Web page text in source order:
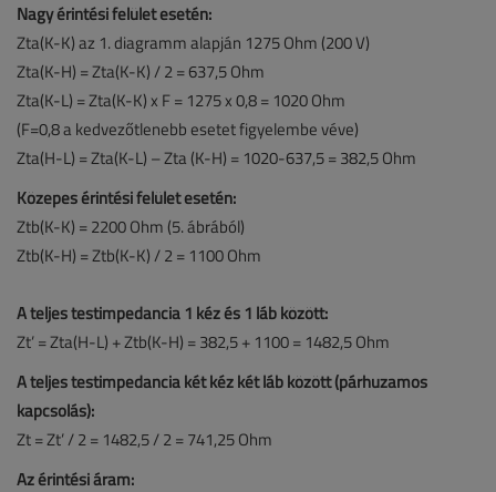
Nagy érintési felület esetén:
Zta(K-K) az 1. diagramm alapján 1275 Ohm (200 V)
Zta(K-H) = Zta(K-K) / 2 = 637,5 Ohm
Zta(K-L) = Zta(K-K) x F = 1275 x 0,8 = 1020 Ohm
(F=0,8 a kedvezőtlenebb esetet figyelembe véve)
Zta(H-L) = Zta(K-L) – Zta (K-H) = 1020-637,5 = 382,5 Ohm
Közepes érintési felület esetén:
Ztb(K-K) = 2200 Ohm (5. ábrából)
Ztb(K-H) = Ztb(K-K) / 2 = 1100 Ohm
A teljes testimpedancia 1 kéz és 1 láb között:
Zt’ = Zta(H-L) + Ztb(K-H) = 382,5 + 1100 = 1482,5 Ohm
A teljes testimpedancia két kéz két láb között (párhuzamos
kapcsolás):
Zt = Zt’ / 2 = 1482,5 / 2 = 741,25 Ohm
Az érintési áram: